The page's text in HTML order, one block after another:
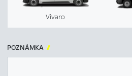
Vivaro
POZNÁMKA 